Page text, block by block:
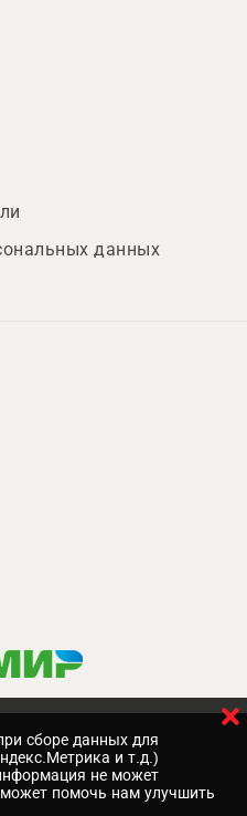
данных
сборе данных для
и т.д.)
не может
помочь нам улучшить